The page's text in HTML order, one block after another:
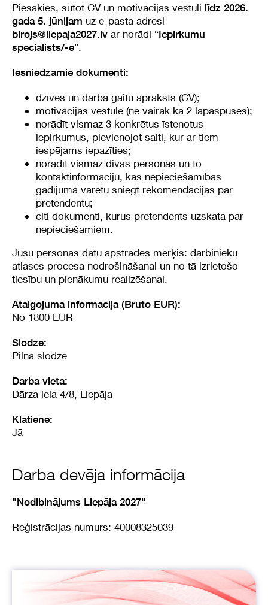
Piesakies, sūtot CV un motivācijas vēstuli līdz 2026.
gada 5. jūnijam uz e-pasta adresi
birojs@liepaja2027.lv ar norādi “Iepirkumu
speciālists/-e”.
Iesniedzamie dokumenti:
dzīves un darba gaitu apraksts (CV);
motivācijas vēstule (ne vairāk kā 2 lapaspuses);
norādīt vismaz 3 konkrētus īstenotus
iepirkumus, pievienojot saiti, kur ar tiem
iespējams iepazīties;
norādīt vismaz divas personas un to
kontaktinformāciju, kas nepieciešamības
gadījumā varētu sniegt rekomendācijas par
pretendentu;
citi dokumenti, kurus pretendents uzskata par
nepieciešamiem.
Jūsu personas datu apstrādes mērķis: darbinieku
atlases procesa nodrošināšanai un no tā izrietošo
tiesību un pienākumu realizēšanai.
Atalgojuma informācija (Bruto EUR):
No 1800 EUR
Slodze:
Pilna slodze
Darba vieta:
Dārza iela 4/8, Liepāja
Klātiene:
Jā
Darba devēja informācija
"Nodibinājums Liepāja 2027"
Reģistrācijas numurs: 40008325039